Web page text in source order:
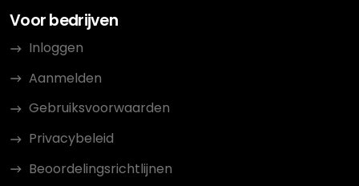
Voor bedrijven
Inloggen
Aanmelden
Gebruiksvoorwaarden
Privacybeleid
Beoordelingsrichtlijnen